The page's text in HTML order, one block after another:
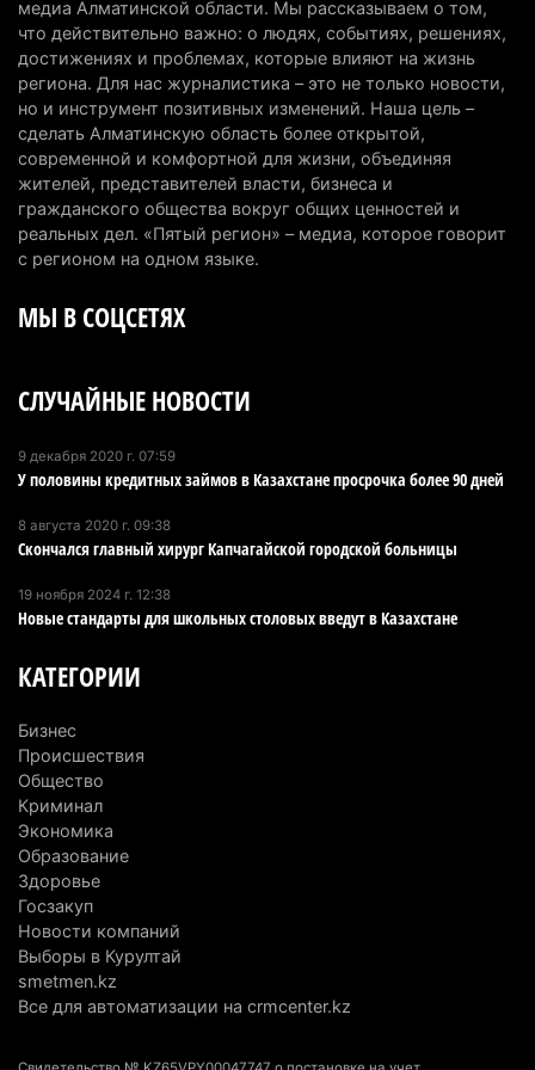
Казахстан может начать выпуск экологичного
топлива для самолетов: пилотный проект
запустят в Алатау
5 августа 2026 г. 12:32 194
Туриста с тяжелыми травмами эвакуировали в
горах Алматинской области после камнепада
5 августа 2026 г. 11:23 164
Алматинской области, судят спустя год после
катеров для Formula-1 H2O и откроют академию
пилотов
В Alatau City Authority назначили нового
директора по коммуникациям
4 августа 2026 г. 20:22
Партия «Әділет» предложила превратить
рабочих мест
4 августа 2026 г. 15:11
В Алматинской области назначили нового
председателя административного суда
4 августа 2026 г. 14:29
В Алматинской области второй день не могут
потушить пожар в Аксайском ущелье
медиа Алматинской области. Мы рассказываем о том,
что действительно важно: о людях, событиях, решениях,
достижениях и проблемах, которые влияют на жизнь
региона. Для нас журналистика – это не только новости,
но и инструмент позитивных изменений. Наша цель –
сделать Алматинскую область более открытой,
современной и комфортной для жизни, объединяя
жителей, представителей власти, бизнеса и
гражданского общества вокруг общих ценностей и
реальных дел. «Пятый регион» – медиа, которое говорит
с регионом на одном языке.
МЫ В СОЦСЕТЯХ
СЛУЧАЙНЫЕ НОВОСТИ
9 декабря 2020 г. 07:59
У половины кредитных займов в Казахстане просрочка более 90 дней
8 августа 2020 г. 09:38
Скончался главный хирург Капчагайской городской больницы
19 ноября 2024 г. 12:38
Новые стандарты для школьных столовых введут в Казахстане
КАТЕГОРИИ
Бизнес
Происшествия
Общество
Криминал
Экономика
Образование
Здоровье
Госзакуп
Новости компаний
Выборы в Курултай
smetmen.kz
Все для автоматизации на crmcenter.kz